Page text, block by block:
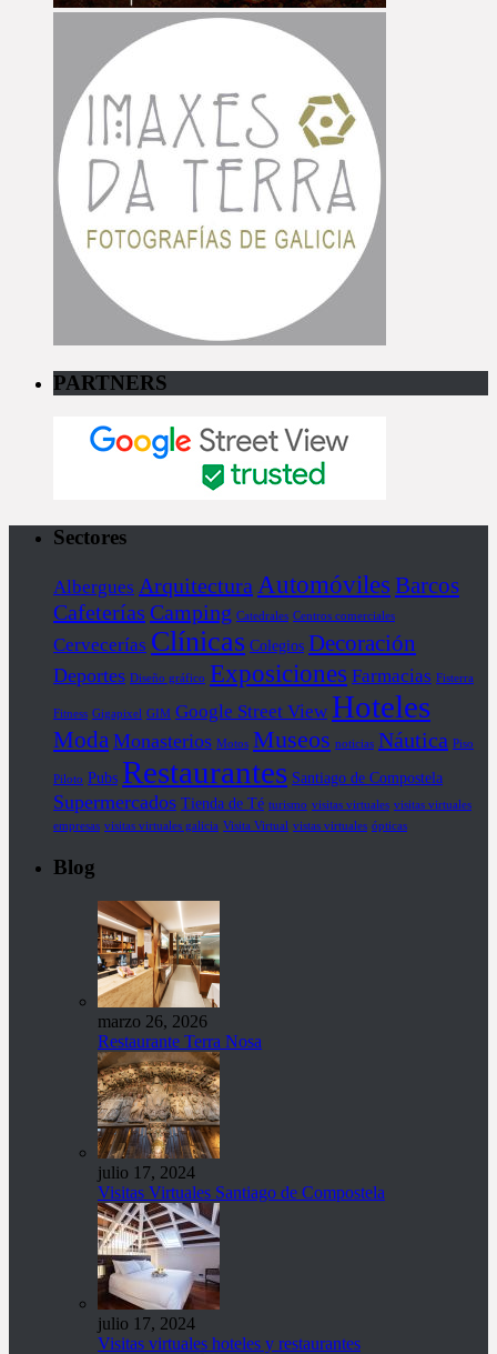
PARTNERS
Sectores
Albergues Arquitectura Automóviles Barcos
Cafeterías Camping Catedrales Centros comerciales
Cervecerías Clínicas Colegios Decoración
Deportes Diseño gráfico Exposiciones Farmacias Fisterra
Fitness Gigapixel GIM Google Street View Hoteles
Moda Monasterios Motos Museos noticias Náutica Piso
Piloto Pubs Restaurantes Santiago de Compostela
Supermercados Tienda de Té turismo visitas virtuales visitas virtuales
empresas visitas virtuales galicia Visita Virtual vistas virtuales ópticas
Blog
marzo 26, 2026
Restaurante Terra Nosa
julio 17, 2024
Visitas Virtuales Santiago de Compostela
julio 17, 2024
Visitas virtuales hoteles y restaurantes